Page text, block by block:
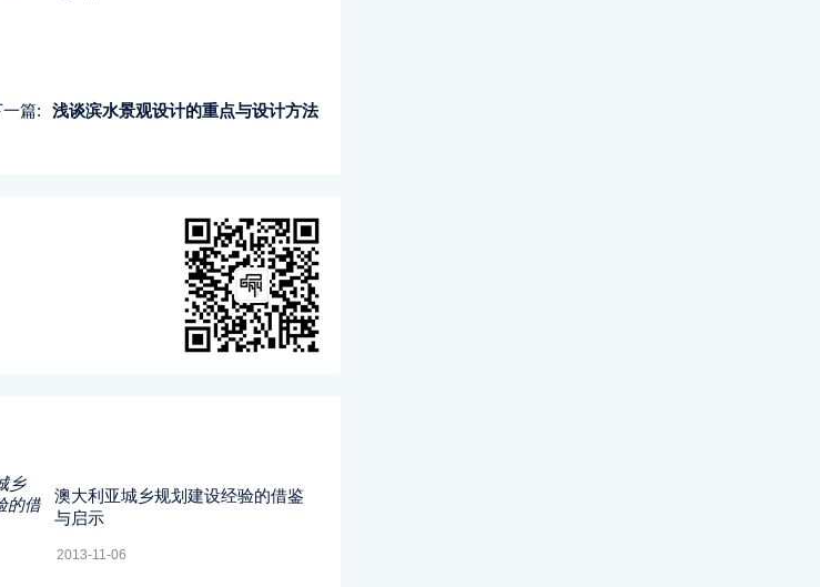
篇: 浅谈滨水景观设计的重点与设计方法
澳大利亚城乡规划建设经验的借鉴
与启示
2013-11-06